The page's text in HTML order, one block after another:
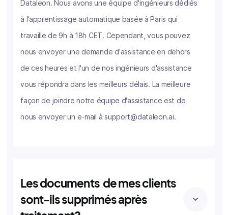
Dataleon. Nous avons une équipe d'ingénieurs dédiés
à l'apprentissage automatique basée à Paris qui
travaille de 9h à 18h CET. Cependant, vous pouvez
nous envoyer une demande d'assistance en dehors
de ces heures et l'un de nos ingénieurs d'assistance
vous répondra dans les meilleurs délais. La meilleure
façon de joindre notre équipe d'assistance est de
nous envoyer un e-mail à support@dataleon.ai.
Les documents de mes clients
sont-ils supprimés après